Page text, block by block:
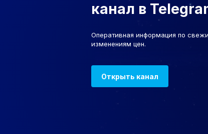
канал в
Оперативная информация по
изменениям цен.
Открыть канал